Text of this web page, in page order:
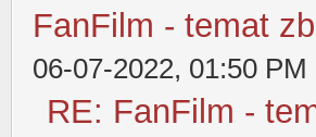
FanFilm - temat
06-07-2022, 01:50 PM
RE: FanFilm -